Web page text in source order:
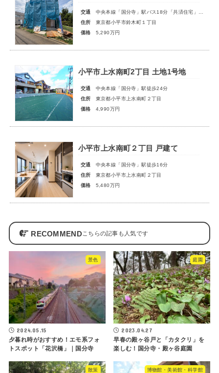
交通
中央本線「国分寺」駅バス18分「共済住宅」停歩5分
住所
東京都小平市鈴木町１丁目
価格
5,290万円
小平市上水南町2丁目 土地1号地
交通
中央本線「国分寺」駅徒歩24分
住所
東京都小平市上水南町２丁目
価格
4,990万円
小平市上水南町２丁目 戸建て
交通
中央本線「国分寺」駅徒歩16分
住所
東京都小平市上水南町２丁目
価格
5,480万円
RECOMMEND
景色
2024.05.15
夕暮れ時がおすすめ！エモ系フォ
トスポット「花沢橋」｜国分寺
庭園
2023.04.27
早春の殿ヶ谷戸と「カタクリ」を
楽しむ！国分寺・殿ヶ谷庭園
散策 博物館・美術館・科学館